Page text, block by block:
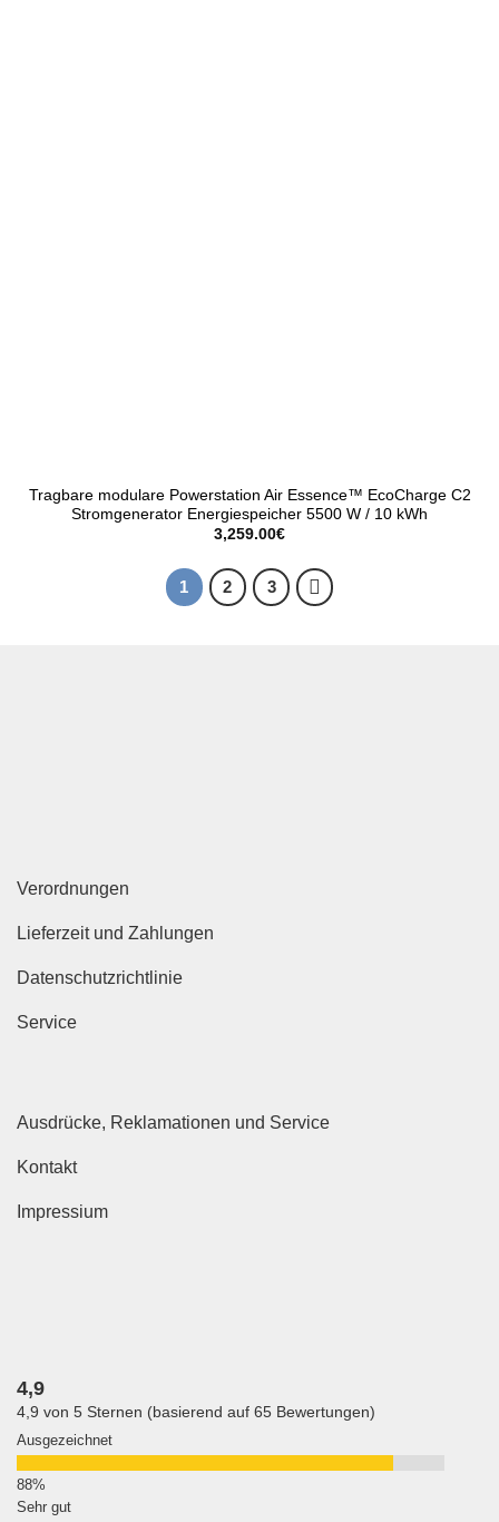
Tragbare modulare Powerstation Air Essence™ EcoCharge C2
Stromgenerator Energiespeicher 5500 W / 10 kWh
3,259.00€
1 2 3
Verordnungen
Lieferzeit und Zahlungen
Datenschutzrichtlinie
Service
Ausdrücke, Reklamationen und Service
Kontakt
Impressium
4,9
4,9 von 5 Sternen (basierend auf 65 Bewertungen)
Ausgezeichnet
Sehr gut